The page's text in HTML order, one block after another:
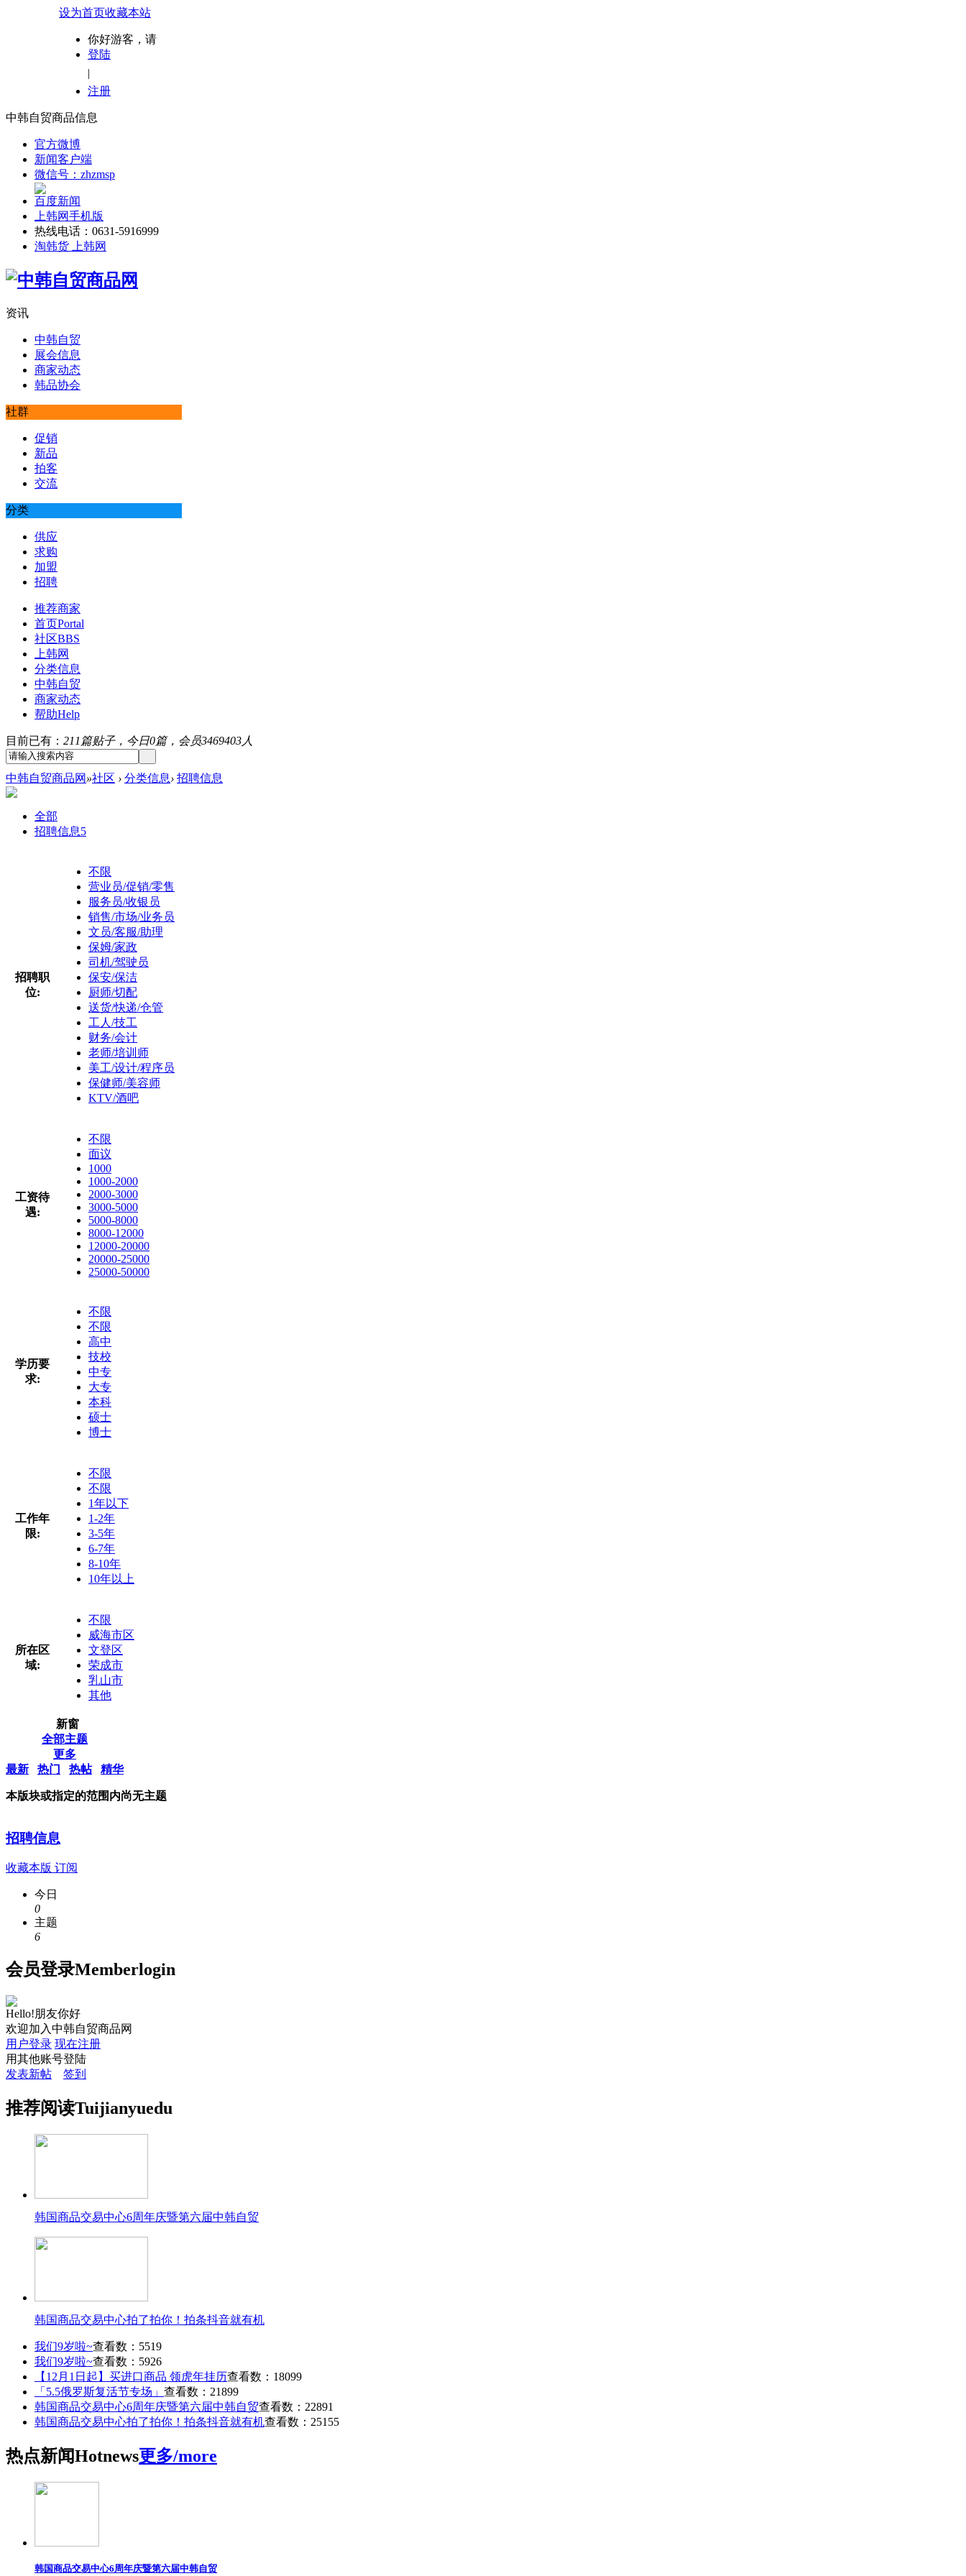
设为首页收藏本站
你好游客，请
登陆
|
注册
中韩自贸商品信息
官方微博
新闻客户端
微信号：zhzmsp
百度新闻
上韩网手机版
热线电话：0631-5916999
淘韩货 上韩网
资讯
中韩自贸
展会信息
商家动态
韩品协会
社群
促销
新品
拍客
交流
分类
供应
求购
加盟
招聘
推荐商家
首页Portal
社区BBS
上韩网
分类信息
中韩自贸
商家动态
帮助Help
目前已有： 211篇贴子，今日0篇，会员3469403人
中韩自贸商品网 »社区 › 分类信息› 招聘信息
全部
招聘信息5
招聘职
位:
不限
营业员/促销/零售
服务员/收银员
销售/市场/业务员
文员/客服/助理
保姆/家政
司机/驾驶员
保安/保洁
厨师/切配
送货/快递/仓管
工人/技工
财务/会计
老师/培训师
美工/设计/程序员
保健师/美容师
KTV/酒吧
工资待
遇:
不限
面议
1000
1000-2000
2000-3000
3000-5000
5000-8000
8000-12000
12000-20000
20000-25000
25000-50000
学历要
求:
不限
不限
高中
技校
中专
大专
本科
硕士
博士
工作年
限:
不限
不限
1年以下
1-2年
3-5年
6-7年
8-10年
10年以上
所在区
域:
不限
威海市区
文登区
荣成市
乳山市
其他
新窗
全部主题
更多
最新
热门 热帖 精华
本版块或指定的范围内尚无主题
招聘信息
收藏本版 订阅
今日
0
主题
6
会员登录Memberlogin
Hello!朋友你好
欢迎加入中韩自贸商品网
用户登录 现在注册
用其他账号登陆
发表新帖
签到
推荐阅读Tuijianyuedu
韩国商品交易中心6周年庆暨第六届中韩自贸
韩国商品交易中心拍了拍你！拍条抖音就有机
我们9岁啦~查看数：5519
我们9岁啦~查看数：5926
【12月1日起】买进口商品 领虎年挂历查看数：18099
「5.5俄罗斯复活节专场」 查看数：21899
韩国商品交易中心6周年庆暨第六届中韩自贸查看数：22891
韩国商品交易中心拍了拍你！拍条抖音就有机查看数：25155
热点新闻Hotnews更多/more
韩国商品交易中心6周年庆暨第六届中韩自贸